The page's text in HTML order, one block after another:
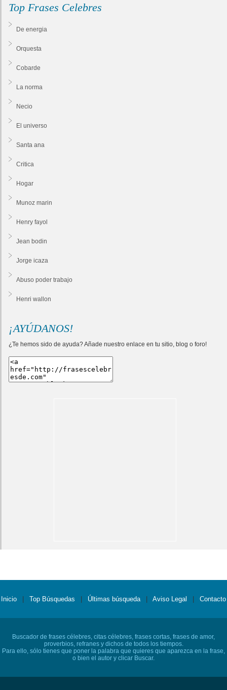
Top Frases Celebres
De energia
Orquesta
Cobarde
La norma
Necio
El universo
Santa ana
Critica
Hogar
Munoz marin
Henry fayol
Jean bodin
Jorge icaza
Abuso poder trabajo
Henri wallon
¡AYÚDANOS!
¿Te hemos sido de ayuda? Añade nuestro enlace en tu sitio, blog o foro!
Inicio Top Búsquedas Últimas búsqueda Aviso Legal Contacto
Buscador de frases célebres, citas célebres, frases cortas, frases de amor,
proverbios, refranes y dichos de todos los tiempos.
Para ello, sólo tienes que poner la palabra que quieres que aparezca en la frase,
o bien el autor y clicar Buscar.